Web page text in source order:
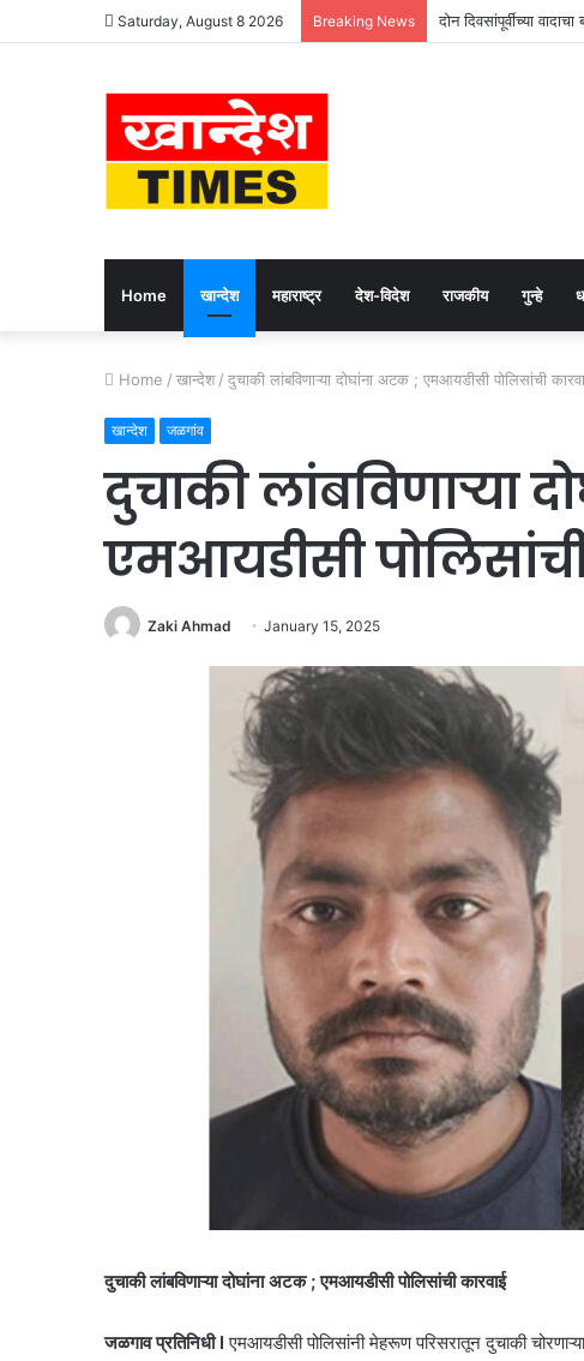
Saturday, August 8 2026 Breaking News दोन दिवसांपूर्वीच्या वादाचा
Home खान्देश महाराष्ट्र देश-विदेश राजकीय गुन्हे
Home / खान्देश / दुचाकी लांबविणाऱ्या दोघांना अटक ; एमआयडीसी पोलिसांची
खान्देश जळगांव
दुचाकी लांबविणाऱ्या
एमआयडीसी
Zaki Ahmad January 15, 2025
दुचाकी लांबविणाऱ्या दोघांना अटक ; एमआयडीसी पोलिसांची कारवाई
जळगाव प्रतिनिधी I एमआयडीसी पोलिसांनी मेहरूण परिसरातून दुचाकी